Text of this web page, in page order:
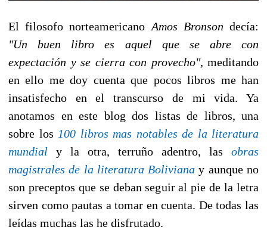
El filosofo norteamericano Amos Bronson decía:
"Un buen libro es aquel que se abre con
expectación y se cierra con provecho", meditando
en ello me doy cuenta que pocos libros me han
insatisfecho en el transcurso de mi vida. Ya
anotamos en este blog dos listas de libros, una
sobre los 100 libros mas notables de la literatura
mundial y la otra, terruño adentro, las obras
magistrales de la literatura Boliviana y aunque no
son preceptos que se deban seguir al pie de la letra
sirven como pautas a tomar en cuenta. De todas las
leídas muchas las he disfrutado.